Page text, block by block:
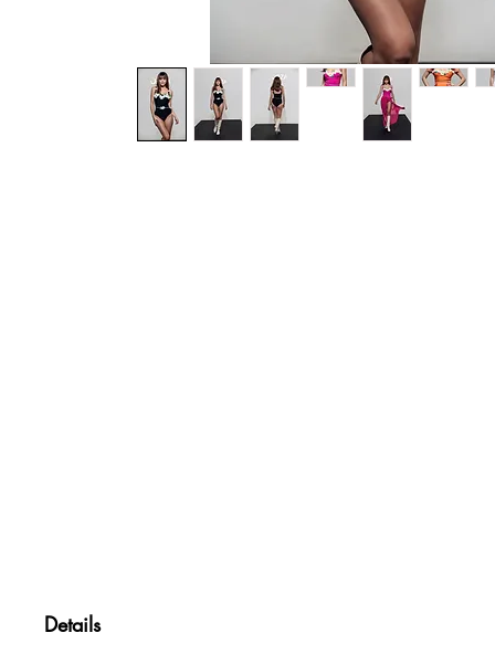
Details